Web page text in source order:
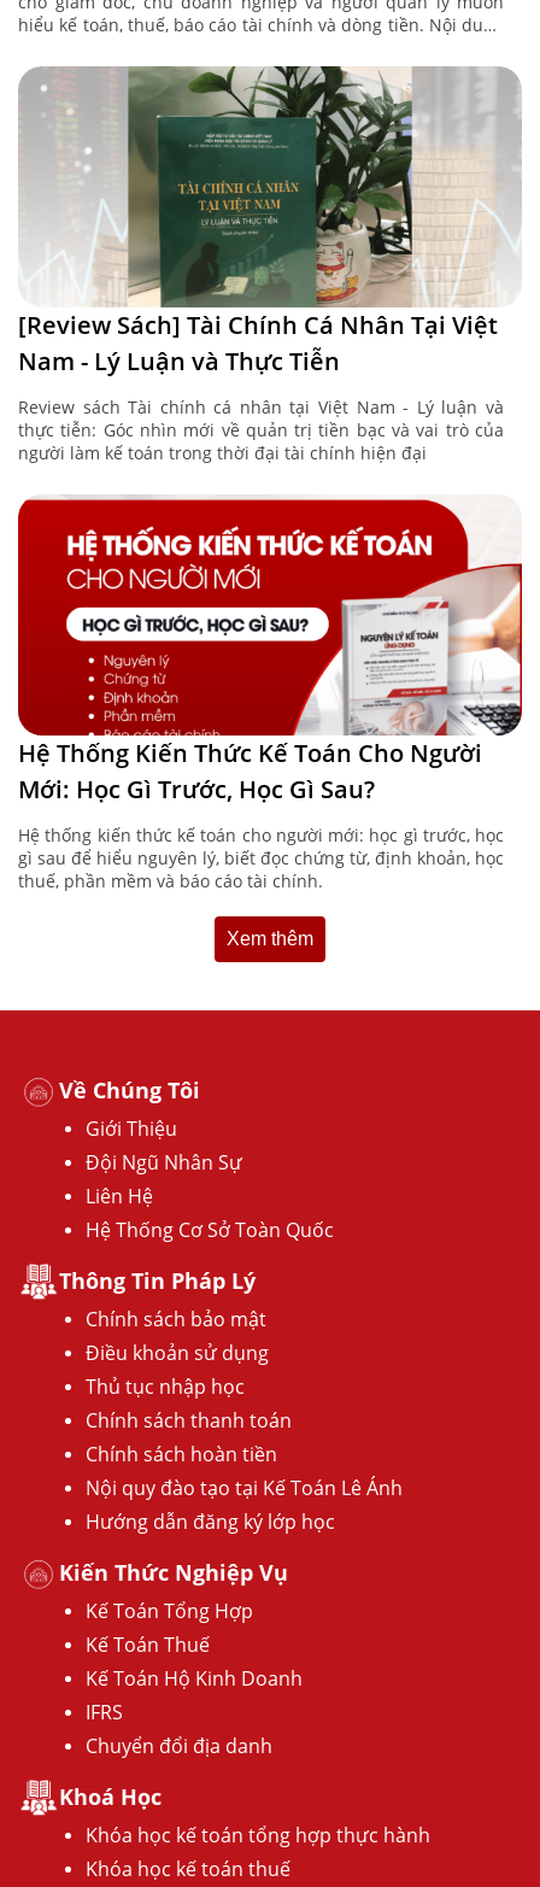
hiểu kế toán, thuế, báo cáo tài chính và dòng tiền. Nội dung
[Review Sách] Tài Chính Cá Nhân Tại Việt
Nam - Lý Luận và Thực Tiễn
Review sách Tài chính cá nhân tại Việt Nam - Lý luận và
thực tiễn: Góc nhìn mới về quản trị tiền bạc và vai trò của
người làm kế toán trong thời đại tài chính hiện đại
Hệ Thống Kiến Thức Kế Toán Cho Người
Mới: Học Gì Trước, Học Gì Sau?
Hệ thống kiến thức kế toán cho người mới: học gì trước, học
gì sau để hiểu nguyên lý, biết đọc chứng từ, định khoản, học
thuế, phần mềm và báo cáo tài chính.
Xem thêm
Về Chúng Tôi
Giới Thiệu
Đội Ngũ Nhân Sự
Liên Hệ
Hệ Thống Cơ Sở Toàn Quốc
Thông Tin Pháp Lý
Chính sách bảo mật
Điều khoản sử dụng
Thủ tục nhập học
Chính sách thanh toán
Chính sách hoàn tiền
Nội quy đào tạo tại Kế Toán Lê Ánh
Hướng dẫn đăng ký lớp học
Kiến Thức Nghiệp Vụ
Kế Toán Tổng Hợp
Kế Toán Thuế
Kế Toán Hộ Kinh Doanh
IFRS
Chuyển đổi địa danh
Khoá Học
Khóa học kế toán tổng hợp thực hành
Khóa học kế toán thuế